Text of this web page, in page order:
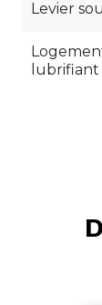
Levier
lubrifiant